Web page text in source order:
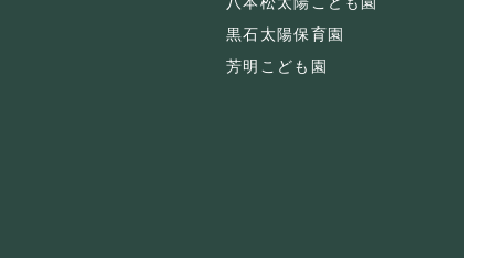
黒石太陽保育園
芳明こども園